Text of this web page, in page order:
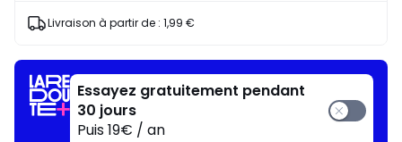
Livraison à partir de : 1,99 €
Essayez gratuitement pendant
30 jours
Puis 19€ / an